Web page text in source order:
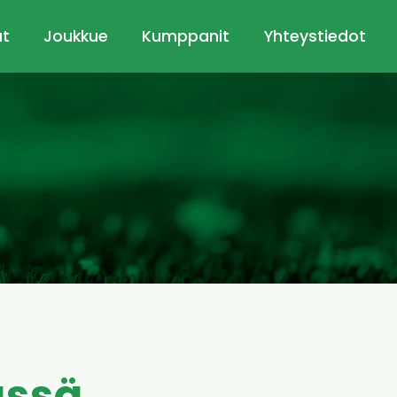
Joukkue Kumppanit Yhteystiedot